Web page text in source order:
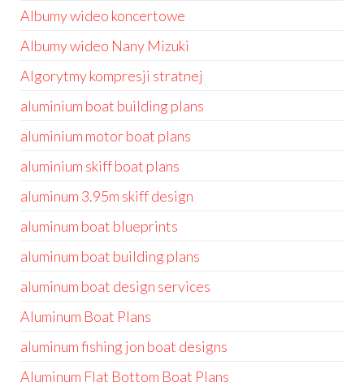
Albumy wideo koncertowe
Albumy wideo Nany Mizuki
Algorytmy kompresji stratnej
aluminium boat building plans
aluminium motor boat plans
aluminium skiff boat plans
aluminum 3.95m skiff design
aluminum boat blueprints
aluminum boat building plans
aluminum boat design services
Aluminum Boat Plans
aluminum fishing jon boat designs
Aluminum Flat Bottom Boat Plans